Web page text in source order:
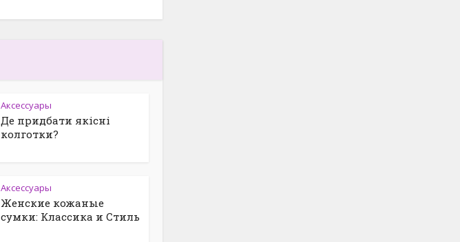
Аксессуары
Де придбати якісні
колготки?
Аксессуары
Женские кожаные
сумки: Классика и Стиль